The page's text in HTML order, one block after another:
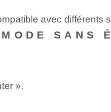
avec différents
SANS
».